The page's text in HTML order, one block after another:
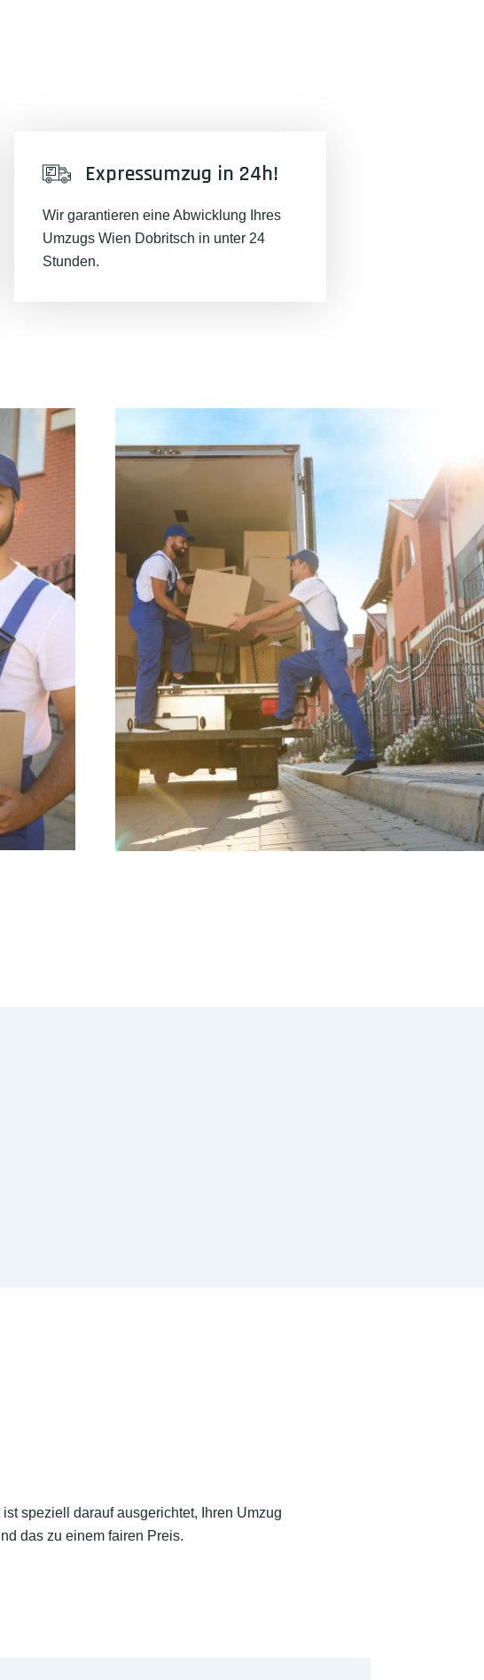
Expressumzug in 24h!
Wir garantieren eine Abwicklung Ihres
Umzugs Wien Dobritsch in unter 24
Stunden.
speziell darauf ausgerichtet, Ihren Umzug
das zu einem fairen Preis.